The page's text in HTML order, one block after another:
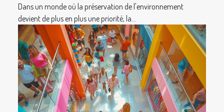
Dans un monde où la préservation de l'environnement
devient de plus en plus une priorité, la...